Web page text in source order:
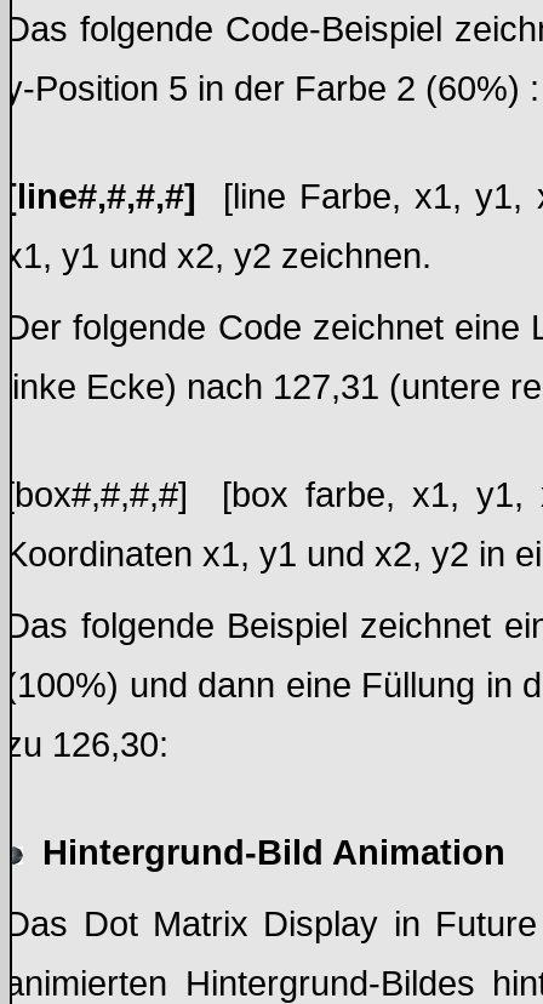
Das folgende Code-Beispiel
y-Position 5 in der Farbe 2 (60%) :
[line#,#,#,#] [line Farbe, x1, y1,
x1, y1 und x2, y2 zeichnen.
Der folgende Code zeichnet
linke Ecke) nach 127,31 (untere
[box#,#,#,#] [box farbe, x1, y1,
Koordinaten x1, y1 und x2, y2 in
Das folgende Beispiel zeichnet
(100%) und dann eine Füllung in
zu 126,30:
Hintergrund-Bild Animation
Das Dot Matrix Display in
animierten Hintergrund-Bildes